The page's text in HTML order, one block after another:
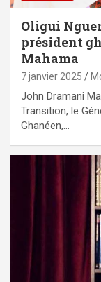
Oligui
président
Mahama
7 janvier 2025
John Dramani
Transition, le
Ghanéen,…